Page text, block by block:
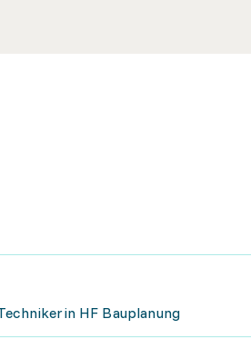
HF Bauplanung